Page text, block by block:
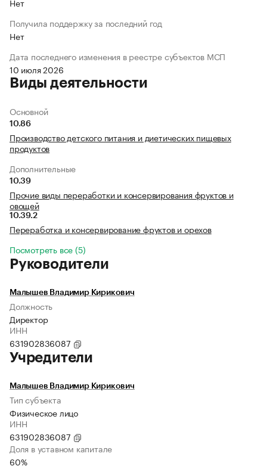
Нет
Получила поддержку за последний год
Нет
Дата последнего изменения в реестре субъектов МСП
10 июля 2026
Виды деятельности
Основной
10.86
Производство детского питания и диетических пищевых
продуктов
Дополнительные
10.39
Прочие виды переработки и консервирования фруктов и
овощей
10.39.2
Переработка и консервирование фруктов и орехов
Посмотреть все (5)
Руководители
Малышев Владимир Кирикович
Должность
Директор
ИНН
631902836087
Учредители
Малышев Владимир Кирикович
Тип субъекта
Физическое лицо
ИНН
631902836087
Доля в уставном капитале
60%